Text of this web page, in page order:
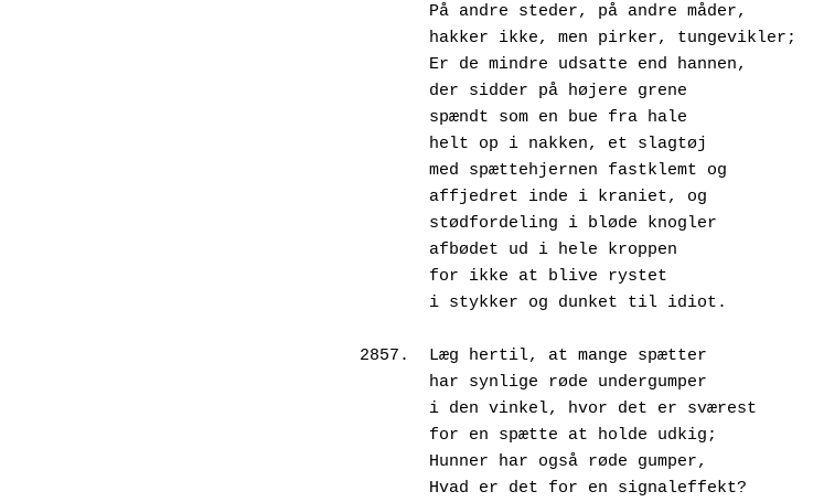
       På andre steder, på andre måder,
       hakker ikke, men pirker, tungevikler;
       Er de mindre udsatte end hannen,
       der sidder på højere grene
       spændt som en bue fra hale
       helt op i nakken, et slagtøj
       med spættehjernen fastklemt og
       affjedret inde i kraniet, og
       stødfordeling i bløde knogler
       afbødet ud i hele kroppen
       for ikke at blive rystet
       i stykker og dunket til idiot.
2857.  Læg hertil, at mange spætter
       har synlige røde undergumper
       i den vinkel, hvor det er sværest
       for en spætte at holde udkig;
       Hunner har også røde gumper,
       Hvad er det for en signaleffekt?